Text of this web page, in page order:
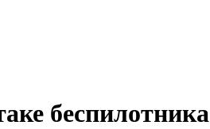
беспилотника